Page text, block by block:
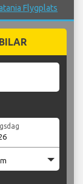
Flygplats